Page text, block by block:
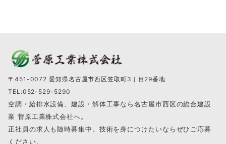
〒451-0072 愛知県名古屋市西区笠取町3丁目29番地
TEL:052-529-5290
空調・給排水設備、建設・解体工事なら名古屋市西区の総合建設
業 菅原工業株式会社へ。
正社員の求人も随時募集中。技術を身につけたいならぜひご応募
ください。